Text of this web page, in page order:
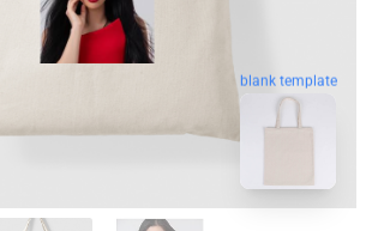
blank template